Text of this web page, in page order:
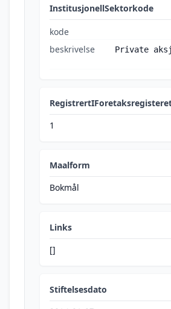
InstitusjonellSektorkode
kode
beskrivelse
Private
1
Maalform
Bokmål
Links
[]
Stiftelsesdato